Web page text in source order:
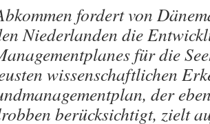
fordert von
Niederlanden die
für die
wissenschaftlichen
der
berücksichtigt, zielt